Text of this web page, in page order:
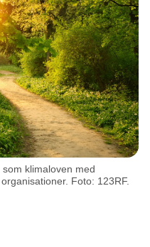
klimaloven med
Foto: 123RF.